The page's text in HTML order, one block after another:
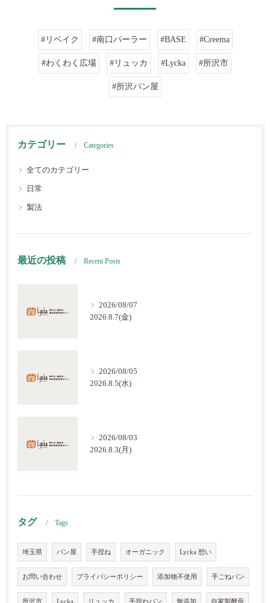
#リベイク #南口パーラー #BASE #Creema
#わくわく広場 #リュッカ #Lycka #所沢市
#所沢パン屋
カテゴリー Categories
全てのカテゴリー
日常
製法
最近の投稿 Recent Posts
2026/08/07
2026.8.7(金)
2026/08/05
2026.8.5(水)
2026/08/03
2026.8.3(月)
タグ Tags
埼玉県 パン屋 手捏ね オーガニック Lycka 想い
お問い合わせ プライバシーポリシー 添加物不使用 手ごねパン
所沢市 Lycka リュッカ 手捏ねパン 無添加 自家製酵母